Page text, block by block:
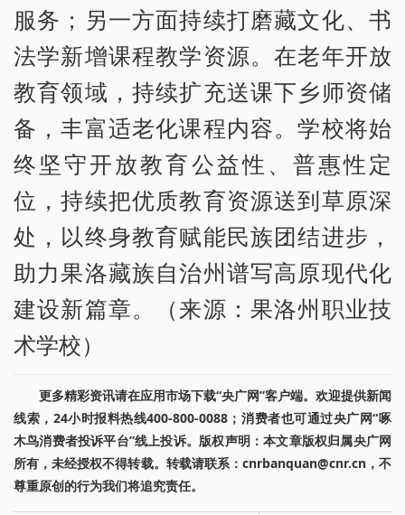
服务；另一方面持续打磨藏文化、书
法学新增课程教学资源。在老年开放
教育领域，持续扩充送课下乡师资储
备，丰富适老化课程内容。学校将始
终坚守开放教育公益性、普惠性定
位，持续把优质教育资源送到草原深
处，以终身教育赋能民族团结进步，
助力果洛藏族自治州谱写高原现代化
建设新篇章。（来源：果洛州职业技
术学校）
更多精彩资讯请在应用市场下载“央广网”客户端。欢迎提供新闻
线索，24小时报料热线400-800-0088；消费者也可通过央广网“啄
木鸟消费者投诉平台”线上投诉。版权声明：本文章版权归属央广网
所有，未经授权不得转载。转载请联系：cnrbanquan@cnr.cn，不
尊重原创的行为我们将追究责任。